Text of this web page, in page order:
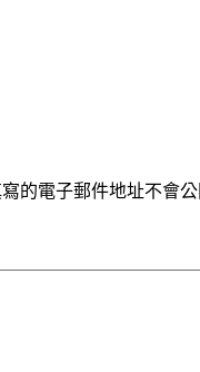
的電子郵件地址不會公